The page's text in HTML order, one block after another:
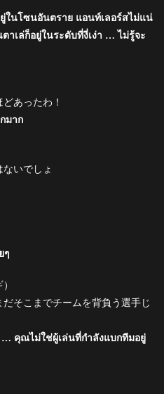
ในโซนอันตราย แอนท์เลอร์สไม่แน่
าเล่ก็อยู่ในระดับที่งี่เง่า … ไม่รู้จะ
あったわ！
มาก
いでしょ
ๆ
そこまでチームを背負う選手じ
คุณไม่ใช่ผู้เล่นที่กำลังแบกทีมอยู่